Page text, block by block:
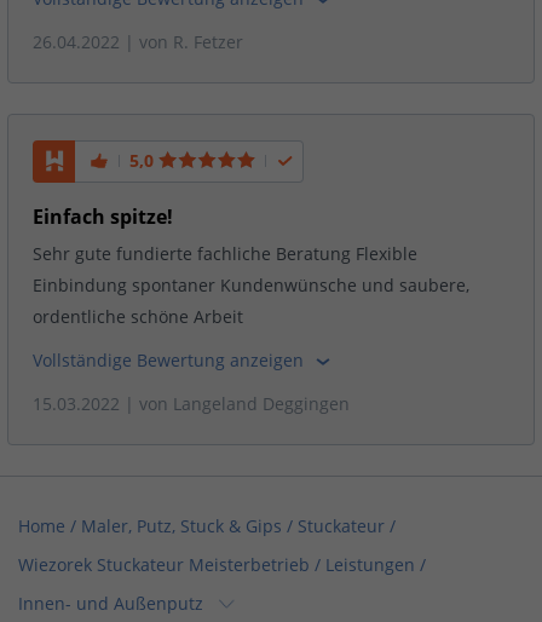
26.04.2022 | von R. Fetzer
5,0
Einfach spitze!
Sehr gute fundierte fachliche Beratung Flexible
Einbindung spontaner Kundenwünsche und saubere,
ordentliche schöne Arbeit
Vollständige Bewertung anzeigen
15.03.2022 | von Langeland Deggingen
Home / Maler, Putz, Stuck & Gips / Stuckateur /
Wiezorek Stuckateur Meisterbetrieb / Leistungen /
Innen- und Außenputz